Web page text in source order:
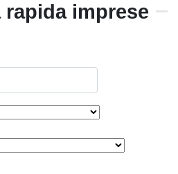
rapida imprese